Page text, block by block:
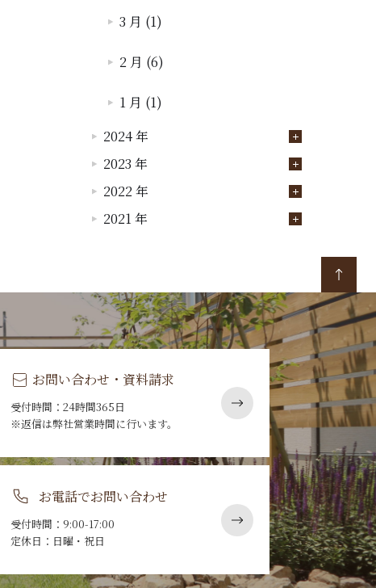
3 月 (1)
2 月 (6)
1 月 (1)
2024 年
2023 年
2022 年
2021 年
お問い合わせ・資料請求
受付時間：24時間365日
※返信は弊社営業時間に行います。
お電話でお問い合わせ
受付時間：9:00-17:00
定休日：日曜・祝日